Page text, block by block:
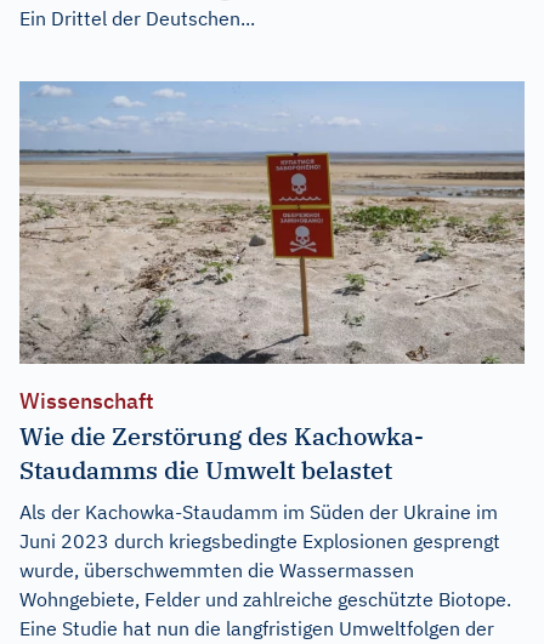
Ein Drittel der Deutschen...
Wissenschaft
Wie die Zerstörung des Kachowka-
Staudamms die Umwelt belastet
Als der Kachowka-Staudamm im Süden der Ukraine im
Juni 2023 durch kriegsbedingte Explosionen gesprengt
wurde, überschwemmten die Wassermassen
Wohngebiete, Felder und zahlreiche geschützte Biotope.
Eine Studie hat nun die langfristigen Umweltfolgen der